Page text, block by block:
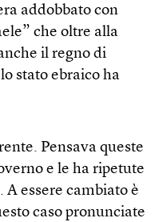
addobbato con
che oltre alla
il regno di
stato ebraico ha
Pensava queste
e le ha ripetute
essere cambiato è
caso pronunciate